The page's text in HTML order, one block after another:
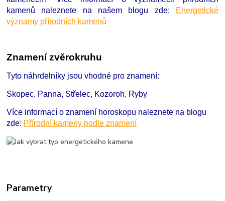
kamenů naleznete na našem blogu zde:
Energetické
významy přírodních kamenů
Znamení zvěrokruhu
Tyto náhrdelníky jsou vhodné pro znamení:
Skopec, Panna, Střelec, Kozoroh, Ryby
Více informací o znamení horoskopu naleznete na blogu
zde: Přírodní kameny podle znamení
Parametry